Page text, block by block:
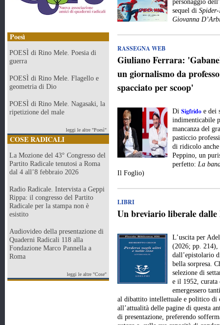
Poesì
POESÌ di Rino Mele. Poesia di
guerra
POESÌ di Rino Mele. Flagello e
geometria di Dio
POESÌ di Rino Mele. Nagasaki, la
ripetizione del male
leggi le altre "Poesì"
COSE RADICALI
La Mozione del 43° Congresso del
Partito Radicale tenutosi a Roma
dal 4 all’8 febbraio 2026
Radio Radicale. Intervista a Geppi
Rippa: il congresso del Partito
Radicale per la stampa non è
esistito
Audiovideo della presentazione di
Quaderni Radicali 118 alla
Fondazione Marco Pannella a
Roma
leggi le altre "Cose"
personaggio
sequel di
Giovanna
RASSEGNA WEB
Giuliano Ferrara:
un giornalismo da
spacciato per scoop'
Di Sigfrido e dei
indimenticabile
mancanza del
pasticcio
di ridicolo anche
Peppino, un
perfetto: La
Il Foglio)
LIBRI
Un breviario liberale dalle
L’uscita per
(2026; pp. 214),
dall’epistolario
bella sorpresa.
selezione di
e il 1952, curata
emergessero
al dibattito intellettuale e politico di
all’attualità delle pagine di questa
di presentazione, preferendo